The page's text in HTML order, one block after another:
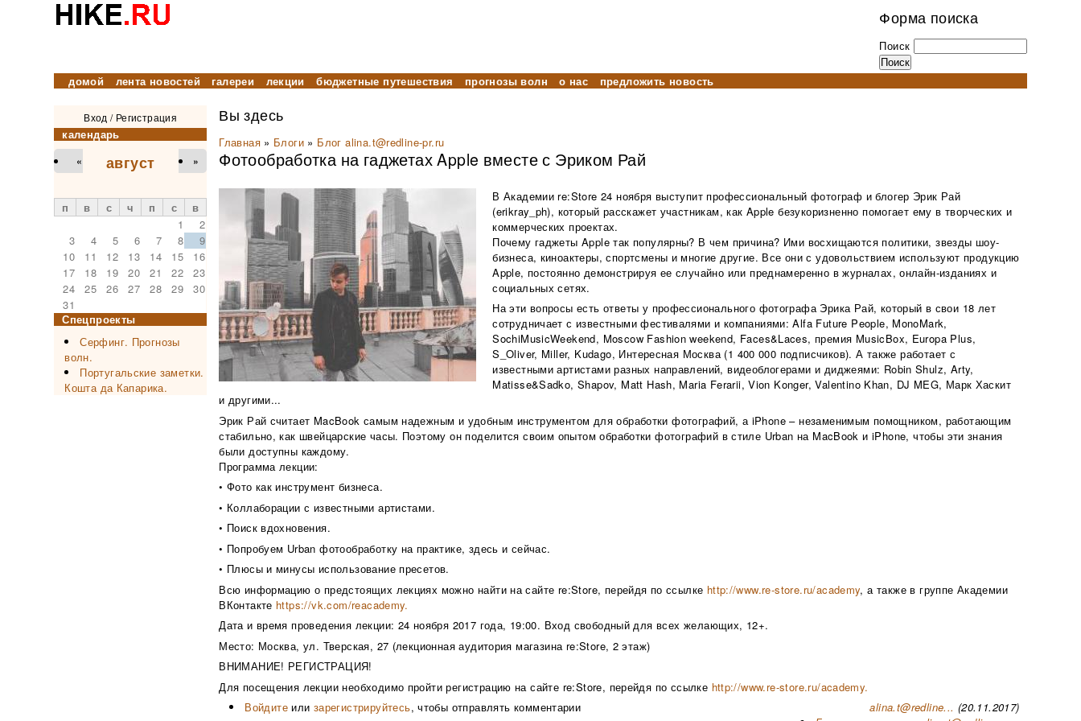
Форма поиска
Поиск
домой лента новостей галереи лекции бюджетные путешествия прогнозы волн о нас предложить новость
Вход / Регистрация
календарь
август
« »
п в с ч п с
в
1
2
3
4 5 6 7 8
9
10
11 12 13 14 15
16
17
18 19 20 21 22
23
24
25 26 27 28 29
30
31
Спецпроекты
Серфинг. Прогнозы
волн.
Португальские заметки.
Кошта да Капарика.
Вы здесь
Главная» Блоги » Блог alina.t@redline-pr.ru
Фотообработка на гаджетах Apple вместе с Эриком Рай
В Академии re:Store 24 ноября выступит профессиональный фотограф и блогер Эрик Рай
(erikray_ph), который расскажет участникам, как Apple безукоризненно помогает ему в творческих и
коммерческих проектах.
Почему гаджеты Apple так популярны? В чем причина? Ими восхищаются политики, звезды шоу-
бизнеса, киноактеры, спортсмены и многие другие. Все они с удовольствием используют продукцию
Apple, постоянно демонстрируя ее случайно или преднамеренно в журналах, онлайн-изданиях и
социальных сетях.
На эти вопросы есть ответы у профессионального фотографа Эрика Рай, который в свои 18 лет
сотрудничает с известными фестивалями и компаниями: Alfa Future People, MonoMark,
SochiMusicWeekend, Moscow Fashion weekend, Faces&Laces, премия MusicBox, Europa Plus,
S_Oliver, Miller, Kudago, Интересная Москва (1 400 000 подписчиков). А также работает с
известными артистами разных направлений, видеоблогерами и диджеями: Robin Shulz, Arty,
Matisse&Sadko, Shapov, Matt Hash, Maria Ferarii, Vion Konger, Valentino Khan, DJ MEG, Марк Хаскит
и другими...
Эрик Рай считает MacBook самым надежным и удобным инструментом для обработки фотографий, а iPhone – незаменимым помощником, работающим
стабильно, как швейцарские часы. Поэтому он поделится своим опытом обработки фотографий в стиле Urban на MacBook и iPhone, чтобы эти знания
были доступны каждому.
Программа лекции:
• Фото как инструмент бизнеса.
• Коллаборации с известными артистами.
• Поиск вдохновения.
• Попробуем Urban фотообработку на практике, здесь и сейчас.
• Плюсы и минусы использование пресетов.
Всю информацию о предстоящих лекциях можно найти на сайте re:Store, перейдя по ссылке http://www.re-store.ru/academy, а также в группе Академии
ВКонтакте https://vk.com/reacademy.
Дата и время проведения лекции: 24 ноября 2017 года, 19:00. Вход свободный для всех желающих, 12+.
Место: Москва, ул. Тверская, 27 (лекционная аудитория магазина re:Store, 2 этаж)
ВНИМАНИЕ! РЕГИСТРАЦИЯ!
Для посещения лекции необходимо пройти регистрацию на сайте re:Store, перейдя по ссылке http://www.re-store.ru/academy.
alina.t@redline... (20.11.2017)
Войдитеили зарегистрируйтесь, чтобы отправлять комментарии